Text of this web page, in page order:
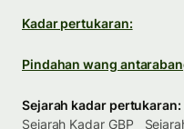
Kadar pertukaran:
Pindahan wang
Sejarah kadar pertukaran:
Sejarah Kadar GBP